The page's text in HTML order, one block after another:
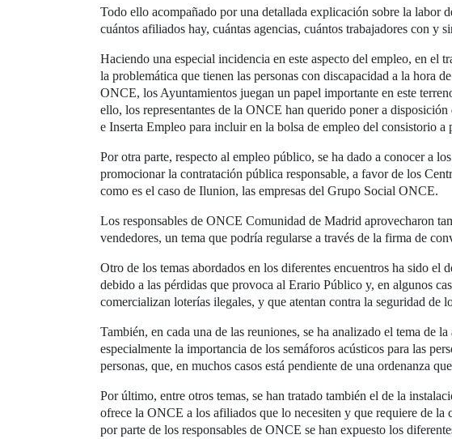
Todo ello acompañado por una detallada explicación sobre la labor
cuántos afiliados hay, cuántas agencias, cuántos trabajadores con y
Haciendo una especial incidencia en este aspecto del empleo, en el
la problemática que tienen las personas con discapacidad a la hora
ONCE, los Ayuntamientos juegan un papel importante en este
ello, los representantes de la ONCE han querido poner a
e Inserta Empleo para incluir en la bolsa de empleo del consistorio a
Por otra parte, respecto al empleo público, se ha dado a conocer a
promocionar la contratación pública responsable, a favor de los
como es el caso de Ilunion, las empresas del Grupo Social ONCE.
Los responsables de ONCE Comunidad de Madrid aprovecharon
vendedores, un tema que podría regularse a través de la firma de
Otro de los temas abordados en los diferentes encuentros ha sido
debido a las pérdidas que provoca al Erario Público y, en algunos
comercializan loterías ilegales, y que atentan contra la seguridad de
También, en cada una de las reuniones, se ha analizado el tema de
especialmente la importancia de los semáforos acústicos para las
personas, que, en muchos casos está pendiente de una ordenanza
Por último, entre otros temas, se han tratado también el de la
ofrece la ONCE a los afiliados que lo necesiten y que requiere de
por parte de los responsables de ONCE se han expuesto los